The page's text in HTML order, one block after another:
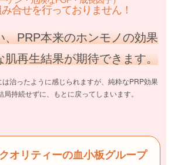
合せを行っておりません！
、PRP本来のホンモノの効果
肌再生結果が期待できます。
治ったように感じられますが、純粋なPRP効果
局持続せずに、もとに戻ってしまいます。
オリティーの血小板グループ